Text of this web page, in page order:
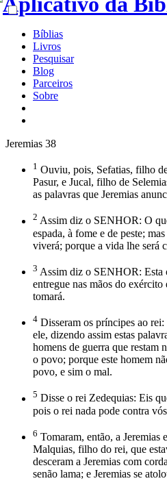
Bíblias
Livros
Pesquisar
Blog
Parceiros
Sobre
Jeremias 38
1 Ouviu, pois, Sefatias, filho
Pasur, e Jucal, filho de
as palavras que Jeremias
2 Assim diz o SENHOR: O
espada, à fome e de peste;
viverá; porque a vida lhe será
3 Assim diz o SENHOR: Esta
entregue nas mãos do
tomará.
4 Disseram os príncipes ao
ele, dizendo assim estas
homens de guerra que restam
o povo; porque este homem
povo, e sim o mal.
5 Disse o rei Zedequias: Eis
pois o rei nada pode contra
6 Tomaram, então, a Jeremias
Malquias, filho do rei, que
desceram a Jeremias com
senão lama; e Jeremias se